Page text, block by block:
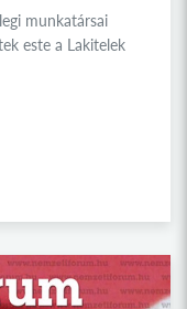
munkatársai
este a Lakitelek